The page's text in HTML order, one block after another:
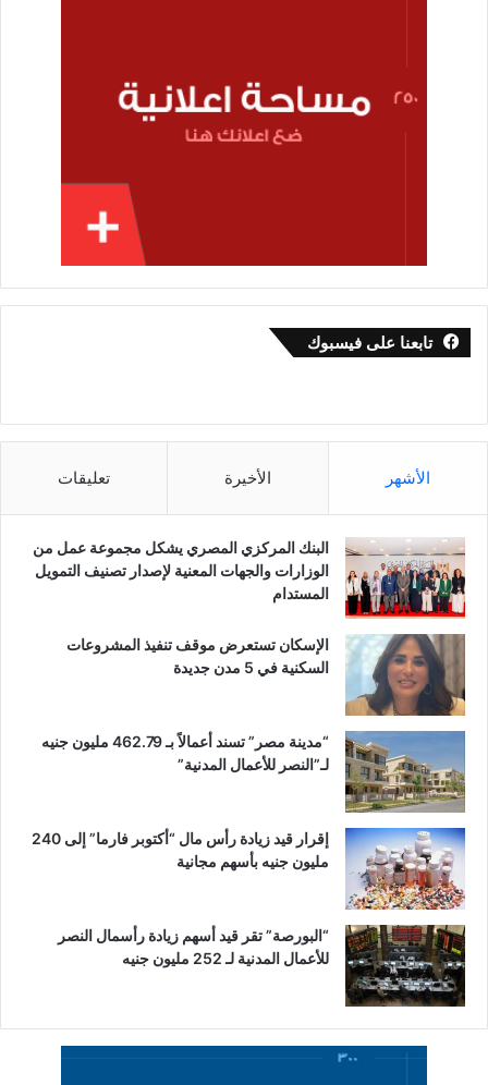
تابعنا على فيسبوك
الأشهر الأخيرة تعليقات
البنك المركزي المصري يشكل مجموعة عمل من
الوزارات والجهات المعنية لإصدار تصنيف التمويل
المستدام
الإسكان تستعرض موقف تنفيذ المشروعات
السكنية في 5 مدن جديدة
“مدينة مصر” تسند أعمالاً بـ 462.79 مليون جنيه
لـ”النصر للأعمال المدنية”
إقرار قيد زيادة رأس مال “أكتوبر فارما” إلى 240
مليون جنيه بأسهم مجانية
“البورصة” تقر قيد أسهم زيادة رأسمال النصر
للأعمال المدنية لـ 252 مليون جنيه